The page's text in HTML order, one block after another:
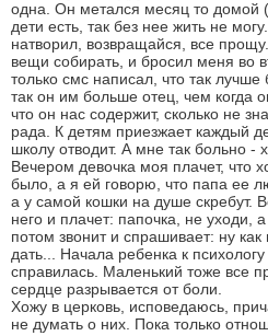
одна. Он метался месяц то домой
дети есть, так без нее жить не
натворил, возвращайся, все
вещи собирать, и бросил меня во
только смс написал, что так
так он им больше отец, чем когда
что он нас содержит, сколько не
рада. К детям приезжает каждый
школу отводит. А мне так больно -
Вечером девочка моя плачет, что
было, а я ей говорю, что папа ее
а у самой кошки на душе скребут.
него и плачет: папочка, не уходи,
потом звонит и спрашивает: ну
дать... Начала ребенка к
справилась. Маленький тоже все
сердце разрывается от боли.
Хожу в церковь, исповедаюсь,
не думать о них. Пока только